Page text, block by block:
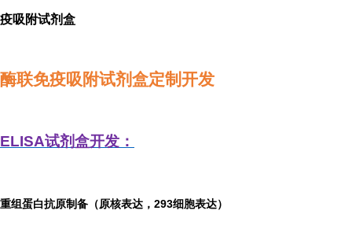
疫吸附试剂盒
酶联免疫吸附试剂盒定制开发
ELISA试剂盒开发：
重组蛋白抗原制备（原核表达，293细胞表达）